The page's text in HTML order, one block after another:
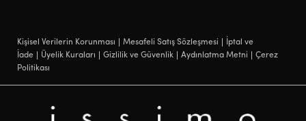
Kişisel Verilerin Korunması Mesafeli Satış Sözleşmesi
İptal ve
İade
Üyelik Kuraları Gizlilik ve Güvenlik Aydınlatma Metni
Çerez
Politikası